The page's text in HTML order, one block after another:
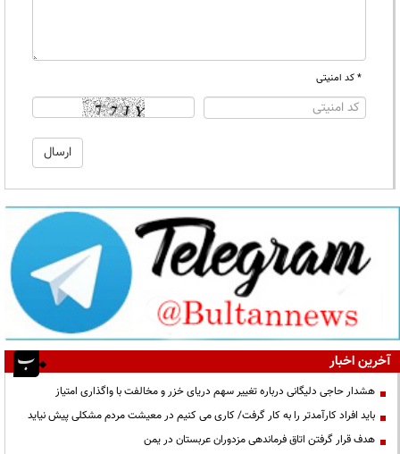
* کد امنیتی
آخرین اخبار
هشدار حاجی دلیگانی درباره تغییر سهم دریای خزر و مخالفت با واگذاری امتیاز
باید افراد کارآمدتر را به کار گرفت/ کاری می کنیم در معیشت مردم مشکلی پیش نیاید
هدف قرار گرفتن اتاق‌ فرماندهی مزدوران عربستان در یمن